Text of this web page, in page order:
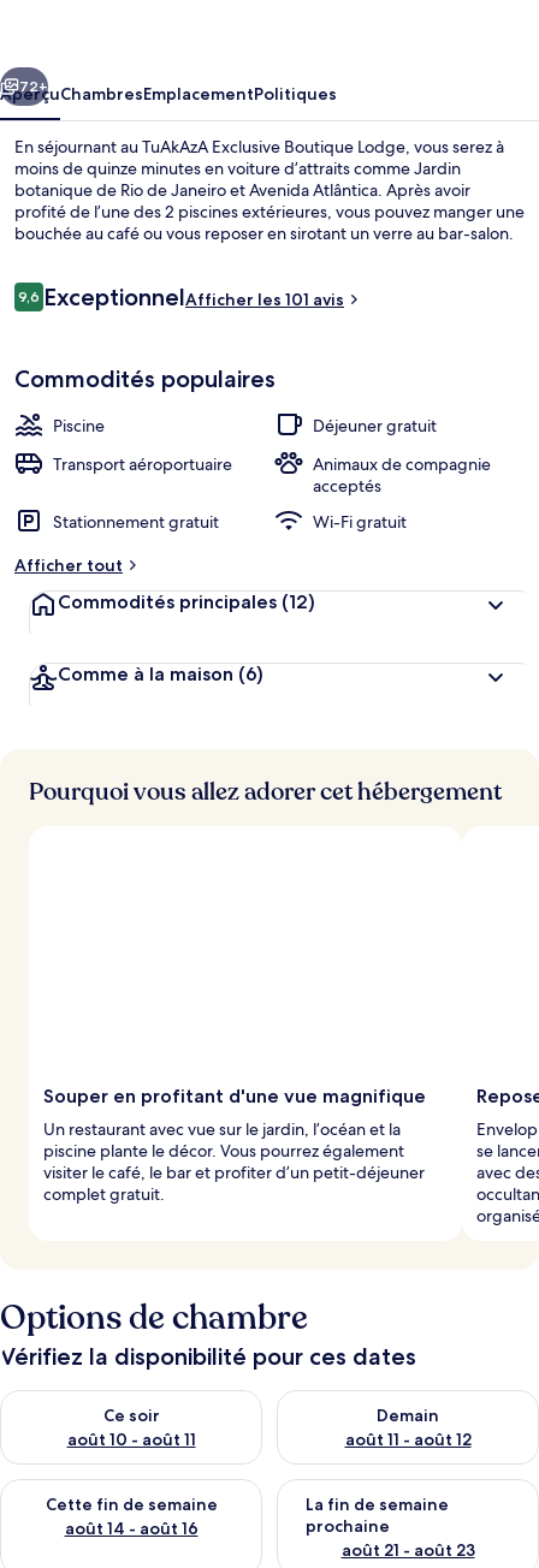
Lodge
Suivant
72+
AperçuChambresEmplacementPolitiques
En séjournant au TuAkAzA Exclusive Boutique Lodge, vous serez à
moins de quinze minutes en voiture d’attraits comme Jardin
botanique de Rio de Janeiro et Avenida Atlântica. Après avoir
profité de l’une des 2 piscines extérieures, vous pouvez manger une
bouchée au café ou vous reposer en sirotant un verre au bar-salon.
Avis
9,69,6 sur 10 –
ExceptionnelAfficher les 101 avis
Commodités populaires
Piscine
Déjeuner gratuit
Transport aéroportuaire
Animaux de compagnie
acceptés
Stationnement gratuit
Wi-Fi gratuit
Afficher tout
Commodités principales (12)
Comme à la maison (6)
Pourquoi vous allez adorer cet hébergement
Souper en profitant d'une vue magnifique
Un restaurant avec vue sur le jardin, l’océan et la
piscine plante le décor. Vous pourrez également
visiter le café, le bar et profiter d’un petit-déjeuner
complet gratuit.
se
avec
Options de chambre
Vérifiez la disponibilité pour ces dates
Ce soir
août 10 - août 11
Vérifier la disponibilité pour ce soir août 10 - août 11
Demain
août 11 - août 12
Vérifier la disponibilité pour
Cette fin de semaine
août 14 - août 16
Vérifier la disponibilité pour cette fin de semaine août 14 -
La fin de semaine
prochaine
août 21 - août 23
Vérifier la disponibilité pour